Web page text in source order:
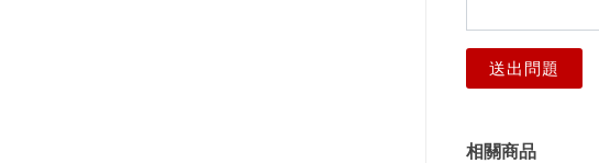
送出問題
相關商品